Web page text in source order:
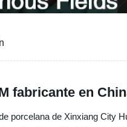
fabricante en
porcelana de Xinxiang City